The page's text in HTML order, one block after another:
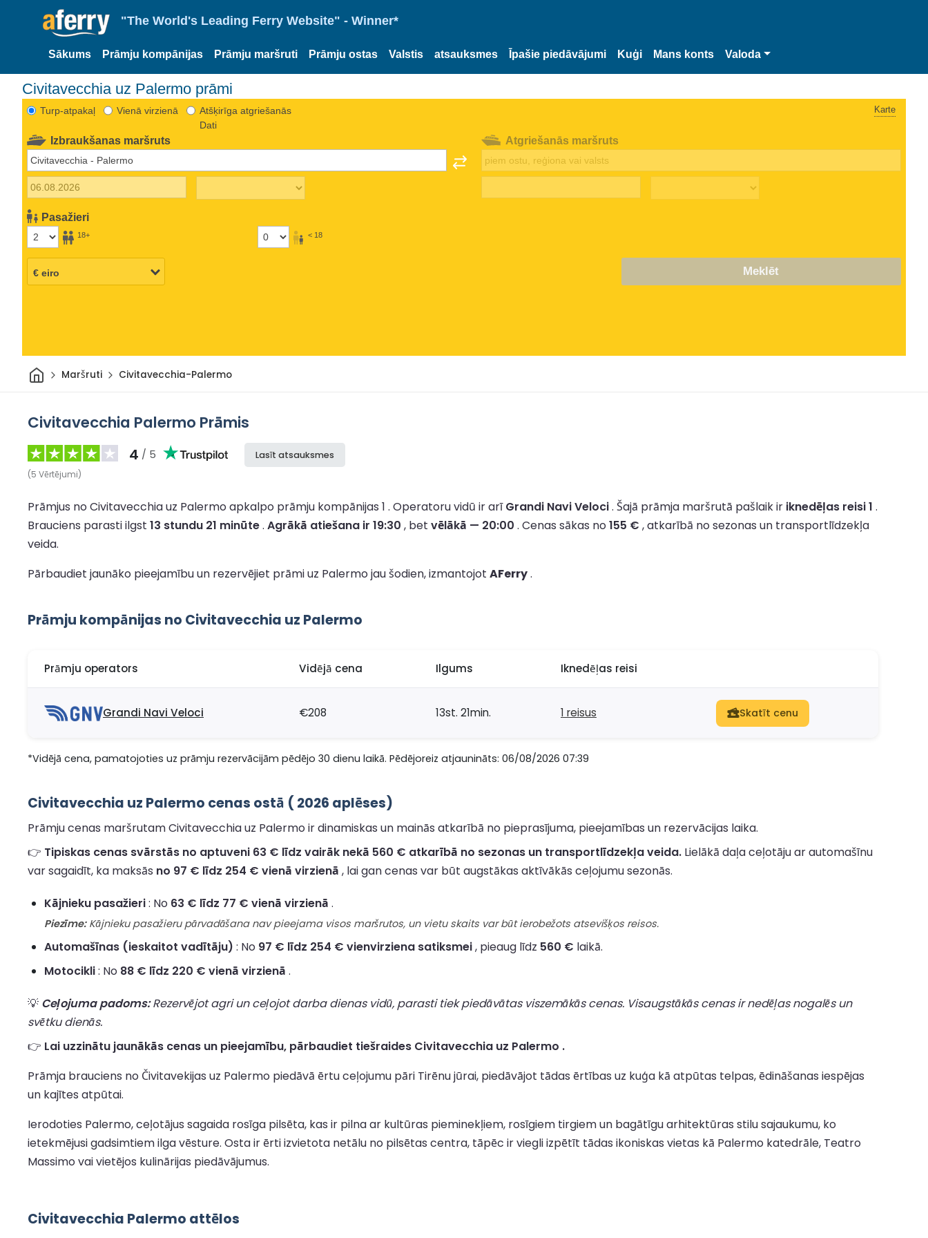
"The World's Leading Ferry Website" - Winner*
Sākums Prāmju kompānijas Prāmju maršruti Prāmju ostas Valstis atsauksmes Īpašie piedāvājumi Kuģi Mans konts Valoda
Civitavecchia uz Palermo prāmi
Turp-atpakaļ Vienā virzienā
Atšķirīga atgriešanās
Dati
Karte
Izbraukšanas maršruts
Pasažieri
18+ < 18
Atgriešanās maršruts
Meklēt
Sākums
Maršruti Civitavecchia-Palermo
Civitavecchia Palermo Prāmis
4 / 5
(5 Vērtējumi)
Lasīt atsauksmes
Prāmjus no Civitavecchia uz Palermo apkalpo prāmju kompānijas 1 . Operatoru vidū ir arīGrandi Navi Veloci. Šajā prāmja maršrutā pašlaik ir iknedēļas reisi 1 .
Brauciens parasti ilgst 13 stundu 21 minūte. Agrākā atiešana ir 19:30 , bet vēlākā — 20:00 . Cenas sākas no 155 € , atkarībā no sezonas un transportlīdzekļa
veida.
Pārbaudiet jaunāko pieejamību un rezervējiet prāmi uz Palermo jau šodien, izmantojot AFerry.
Prāmju kompānijas no Civitavecchia uz Palermo
Prāmju operators Vidējā cena Ilgums Iknedēļas reisi
Grandi Navi Veloci €208 13st. 21min. 1 reisus Skatīt cenu
*Vidējā cena, pamatojoties uz prāmju rezervācijām pēdējo 30 dienu laikā. Pēdējoreiz atjaunināts: 06/08/2026 07:39
Civitavecchia uz Palermo cenas ostā ( 2026 aplēses)
Prāmju cenas maršrutam Civitavecchia uz Palermo ir dinamiskas un mainās atkarībā no pieprasījuma, pieejamības un rezervācijas laika.
👉 Tipiskas cenas svārstās no aptuveni 63 € līdz vairāk nekā 560 € atkarībā no sezonas un transportlīdzekļa veida. Lielākā daļa ceļotāju ar automašīnu
var sagaidīt, ka maksās no 97 € līdz 254 € vienā virzienā , lai gan cenas var būt augstākas aktīvākās ceļojumu sezonās.
Kājnieku pasažieri: No 63 € līdz 77 € vienā virzienā .
Piezīme:Kājnieku pasažieru pārvadāšana nav pieejama visos maršrutos, un vietu skaits var būt ierobežots atsevišķos reisos.
Automašīnas (ieskaitot vadītāju) : No 97 € līdz 254 € vienvirziena satiksmei, pieaug līdz 560 € laikā.
Motocikli: No 88 € līdz 220 € vienā virzienā .
💡 Ceļojuma padoms:Rezervējot agri un ceļojot darba dienas vidū, parasti tiek piedāvātas viszemākās cenas. Visaugstākās cenas ir nedēļas nogalēs un
svētku dienās.
👉 Lai uzzinātu jaunākās cenas un pieejamību, pārbaudiet tiešraides Civitavecchia uz Palermo .
Prāmja brauciens no Čivitavekijas uz Palermo piedāvā ērtu ceļojumu pāri Tirēnu jūrai, piedāvājot tādas ērtības uz kuģa kā atpūtas telpas, ēdināšanas iespējas
un kajītes atpūtai.
Ierodoties Palermo, ceļotājus sagaida rosīga pilsēta, kas ir pilna ar kultūras pieminekļiem, rosīgiem tirgiem un bagātīgu arhitektūras stilu sajaukumu, ko
ietekmējusi gadsimtiem ilga vēsture. Osta ir ērti izvietota netālu no pilsētas centra, tāpēc ir viegli izpētīt tādas ikoniskas vietas kā Palermo katedrāle, Teatro
Massimo vai vietējos kulinārijas piedāvājumus.
Civitavecchia Palermo attēlos